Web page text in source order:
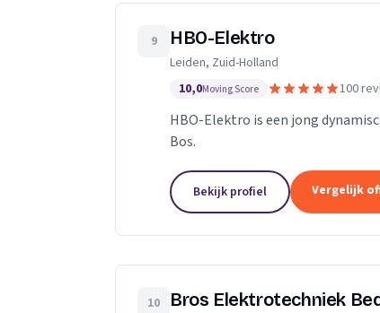
9 HBO-Elektro
Leiden, Zuid-Holland
10,0Moving Score 100
HBO-Elektro is een jong
Bos.
Bekijk profiel Vergelijk
10 Bros Elektrotechniek